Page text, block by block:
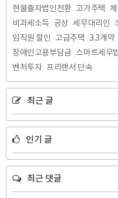
현물출자법인전환 고가주택
비과세소득 공상 세무대리인
임직원 할인 고급주택 3.3계약
장애인고용부담금 스마트세무
벤처투자 프리랜서 단속
최근 글
인기 글
최근 댓글